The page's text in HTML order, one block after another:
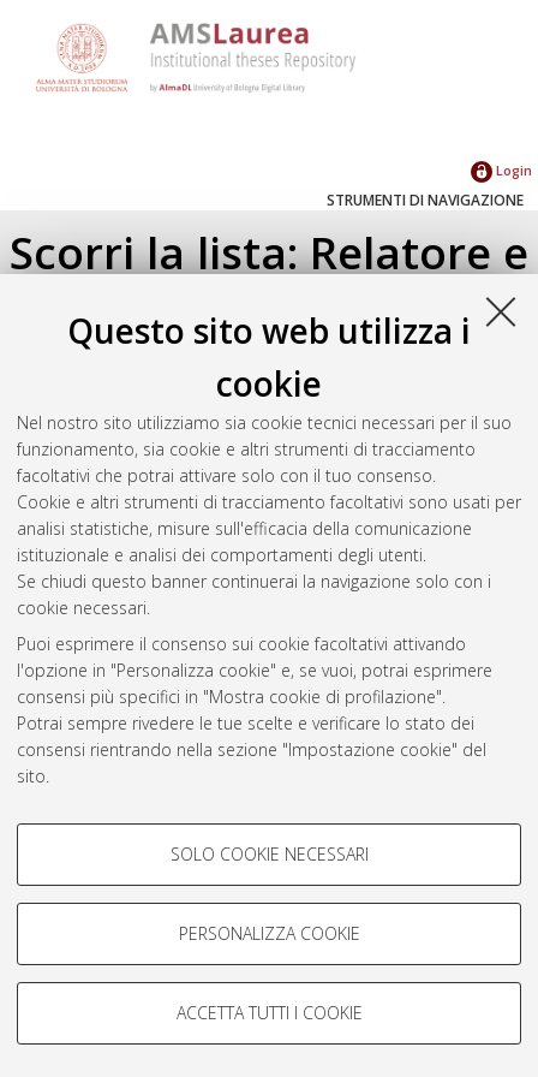
Questo sito web utilizza i
cookie
Nel nostro sito utilizziamo sia cookie tecnici necessari per il suo
funzionamento, sia cookie e altri strumenti di tracciamento
facoltativi che potrai attivare solo con il tuo consenso.
Cookie e altri strumenti di tracciamento facoltativi sono usati per
analisi statistiche, misure sull'efficacia della comunicazione
istituzionale e analisi dei comportamenti degli utenti.
Se chiudi questo banner continuerai la navigazione solo con i
cookie necessari.
Puoi esprimere il consenso sui cookie facoltativi attivando
l'opzione in "Personalizza cookie" e, se vuoi, potrai esprimere
consensi più specifici in "Mostra cookie di profilazione".
Potrai sempre rivedere le tue scelte e verificare lo stato dei
consensi rientrando nella sezione "Impostazione cookie" del
sito.
COOKIE DI PROFILAZIONE -
Si tratta di cookie utilizzati per analizzare le caratteristiche della
navigazione degli utenti, creare profili in base al loro comportamento
Mostra cookie di profilazione
COOKIE TECNICI - NECESSARI
SOLO COOKIE NECESSARI
PERSONALIZZA COOKIE
ACCETTA TUTTI I COOKIE
Login
STRUMENTI DI NAVIGAZIONE
Scorri la lista: Relatore e
Correlatore
Seleziona un valore dall'elenco sottostante.
2019(1)
2018(1)
Atom
Rss 1.0
AMS Laurea
Servizio implementato e gestito da AlmaDL
Condizioni d’uso del sito